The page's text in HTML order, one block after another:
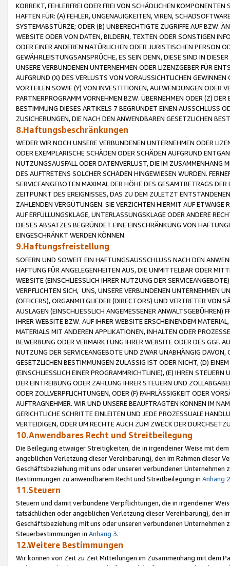
KORREKT, FEHLERFREI ODER FREI VON SCHÄDLICHEN
HAFTEN FÜR: (A) FEHLER, UNGENAUIGKEITEN, VIREN,
SYSTEMABSTÜRZE; ODER (B) UNBERECHTIGTE ZUGRIFFE AUF BZW.
WEBSITE ODER VON DATEN, BILDERN, TEXTEN ODER SONSTIGEN
ODER EINER ANDEREN NATÜRLICHEN ODER JURISTISCHEN PERSON
GEWÄHRLEISTUNGSANSPRÜCHE, ES SEIN DENN, DIESE SIND IN
UNSERE VERBUNDENEN UNTERNEHMEN ODER LIZENZGEBER FÜR
AUFGRUND (X) DES VERLUSTS VON VORAUSSICHTLICHEN
VORTEILEN SOWIE (Y) VON INVESTITIONEN, AUFWENDUNGEN ODER
PARTNERPROGRAMM VORNEHMEN BZW. ÜBERNEHMEN ODER (Z)
BESTIMMUNG DIESES ARTIKELS 7 BEGRÜNDET EINEN AUSSCHLUSS
ZUSICHERUNGEN, DIE NACH DEN ANWENDBAREN GESETZLICHEN
8.Haftungsbeschränkungen
WEDER WIR NOCH UNSERE VERBUNDENEN UNTERNEHMEN ODER
ODER EXEMPLARISCHE SCHÄDEN ODER SCHÄDEN AUFGRUND
NUTZUNGSAUSFALL ODER DATENVERLUST, DIE IM ZUSAMMENHANG
DES AUFTRETENS SOLCHER SCHÄDEN HINGEWIESEN WURDEN.
SERVICEANGEBOTEN MAXIMAL DER HÖHE DES GESAMTBETRAGS
ZEITPUNKT DES EREIGNISSES, DAS ZU DEM ZULETZT
ZAHLENDEN VERGÜTUNGEN. SIE VERZICHTEN HIERMIT AUF
AUF ERFÜLLUNGSKLAGE, UNTERLASSUNGSKLAGE ODER ANDERE
DIESES ABSATZES BEGRÜNDET EINE EINSCHRÄNKUNG VON
EINGESCHRÄNKT WERDEN KÖNNEN.
9.Haftungsfreistellung
SOFERN UND SOWEIT EIN HAFTUNGSAUSSCHLUSS NACH DEN
HAFTUNG FÜR ANGELEGENHEITEN AUS, DIE UNMITTELBAR ODER
WEBSITE (EINSCHLIESSLICH IHRER NUTZUNG DER
VERPFLICHTEN SICH, UNS, UNSERE VERBUNDENEN UNTERNEHMEN
(OFFICERS), ORGANMITGLIEDER (DIRECTORS) UND VERTRETER VON
AUSLAGEN (EINSCHLIESSLICH ANGEMESSENER
IHRER WEBSITE BZW. AUF IHRER WEBSITE ERSCHEINENDEM
MATERIALS MIT ANDEREN APPLIKATIONEN, INHALTEN ODER
BEWERBUNG ODER VERMARKTUNG IHRER WEBSITE ODER DES GGF.
NUTZUNG DER SERVICEANGEBOTE UND ZWAR UNABHÄNGIG
GESETZLICHEN BESTIMMUNGEN ZULÄSSIG IST ODER NICHT, (D)
(EINSCHLIESSLICH EINER PROGRAMMRICHTLINIE), (E) IHREN
DER EINTREIBUNG ODER ZAHLUNG IHRER STEUERN UND
ODER ZOLLVERPFLICHTUNGEN, ODER (F) FAHRLÄSSIGKEIT ODER
AUFTRAGNEHMER. WIR UND UNSERE BEAUFTRAGTEN KÖNNEN IM
GERICHTLICHE SCHRITTE EINLEITEN UND JEDE PROZESSUALE
VERTEIDIGEN, ODER UM RECHTE AUCH ZUM ZWECK DER
10.Anwendbares Recht und Streitbeilegung
Die Beilegung etwaiger Streitigkeiten, die in irgendeiner Weise mit
angeblichen Verletzung dieser Vereinbarung), den im Rahmen dieser
Geschäftsbeziehung mit uns oder unseren verbundenen
Bestimmungen zu anwendbarem Recht und Streitbeilegung in Anhang 2
11.Steuern
Steuern und damit verbundene Verpflichtungen, die in irgendeiner
tatsächlichen oder angeblichen Verletzung dieser Vereinbarung), den
Geschäftsbeziehung mit uns oder unseren verbundenen
Steuerbestimmungen in Anhang 3.
12.Weitere Bestimmungen
Wir können von Zeit zu Zeit Mitteilungen im Zusammenhang mit dem